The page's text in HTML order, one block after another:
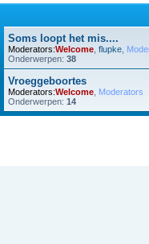
Soms loopt het mis....
Moderators:Welcome flupke
Onderwerpen: 38
Vroeggeboortes
Moderators:Welcome Moderators
Onderwerpen: 14